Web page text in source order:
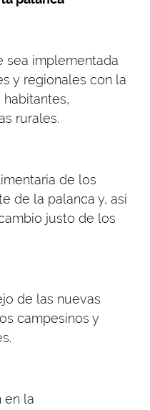
sea implementada
y regionales con la
rurales.
de los
de la palanca y, así
justo de los
de las nuevas
campesinos y
en la